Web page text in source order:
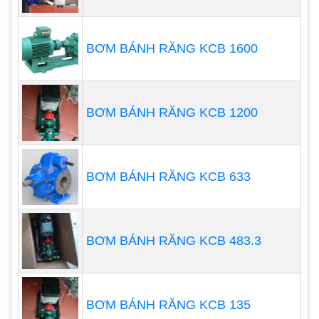
thời gian ngừng hoạt động và bảo trì.
BƠM BÁNH RĂNG KCB 1600
BƠM BÁNH RĂNG KCB 1200
BƠM BÁNH RĂNG KCB 633
BƠM BÁNH RĂNG KCB 483.3
BƠM BÁNH RĂNG KCB 135